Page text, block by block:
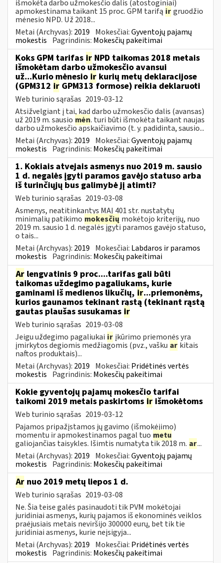
išmokėta darbo užmokesčio dalis (atostoginiai)
apmokestinama taikant 15 proc. GPM tarifą irgruodžio
mėnesio NPD. Už 2018...
Metai (Archyvas): 2019 Mokesčiai:Gyventojų pajamų
mokestis Pagrindinis: Mokesčių pakeitimai
Koks GPM tarifas ir NPD taikomas 2018 metais
išmokėtam darbo užmokesčio avansui
už...Kurio mėnesio ir kurių metų deklaracijose
(GPM312 ir GPM313 formose) reikia deklaruoti
Web turinio sąrašas 2019-03-12
Atsižvelgiant į tai, kad darbo užmokesčio dalis (avansas)
už 2019 m. sausio mėn. turi būti išmokėta taikant naujas
darbo užmokesčio apskaičiavimo (t. y. padidinta, sausio...
Metai (Archyvas): 2019 Mokesčiai:Gyventojų pajamų
mokestis Pagrindinis: Mokesčių pakeitimai
1. Kokiais atvejais asmenys nuo 2019 m. sausio
1 d. negalės įgyti paramos gavėjo statuso arba
iš turinčiųjų bus galimybė jį atimti?
Web turinio sąrašas 2019-03-08
Asmenys, neatitinkantys MAĮ 401 str. nustatytų
minimalių patikimo mokesčių mokėtojo kriterijų, nuo
2019 m. sausio 1 d. negalės įgyti paramos gavėjo statuso,
o tais...
Metai (Archyvas): 2019 Mokesčiai: Labdaros ir paramos
mokestis Pagrindinis: Mokesčių pakeitimai
Ar lengvatinis 9 proc....tarifas gali būti
taikomas uždegimo pagaliukams, kurie
gaminami iš medienos likučių, ir...priemonėms,
kurios gaunamos tekinant rąstą (tekinant rąstą
gautas plaušas susukamas ir
Web turinio sąrašas 2019-03-08
Jeigu uždegimo pagaliukai ir įkūrimo priemonės yra
įmirkytos degiomis medžiagomis (pvz., vašku ar kitais
naftos produktais)...
Metai (Archyvas): 2019 Mokesčiai: Pridėtinės vertės
mokestis Pagrindinis: Mokesčių pakeitimai
Kokie gyventojų pajamų mokesčio tarifai
taikomi 2019 metais paskirtoms ir išmokėtoms
Web turinio sąrašas 2019-03-12
Pajamos pripažįstamos jų gavimo (išmokėjimo)
momentu ir apmokestinamos pagal tuo metu
galiojančias taisykles. Išimtis numatyta tik 2018 m. ar...
Metai (Archyvas): 2019 Mokesčiai:Gyventojų pajamų
mokestis Pagrindinis: Mokesčių pakeitimai
Ar nuo 2019 metų liepos 1 d.
Web turinio sąrašas 2019-03-08
Ne. Šia teise galės pasinaudoti tik PVM mokėtojai
juridiniai asmenys, kurių pajamos iš ekonominės veiklos
praėjusiais metais neviršijo 300000 eurų, bet tik tie
juridiniai asmenys, kurie neįsigyja...
Metai (Archyvas): 2019 Mokesčiai: Pridėtinės vertės
mokestis Pagrindinis: Mokesčių pakeitimai